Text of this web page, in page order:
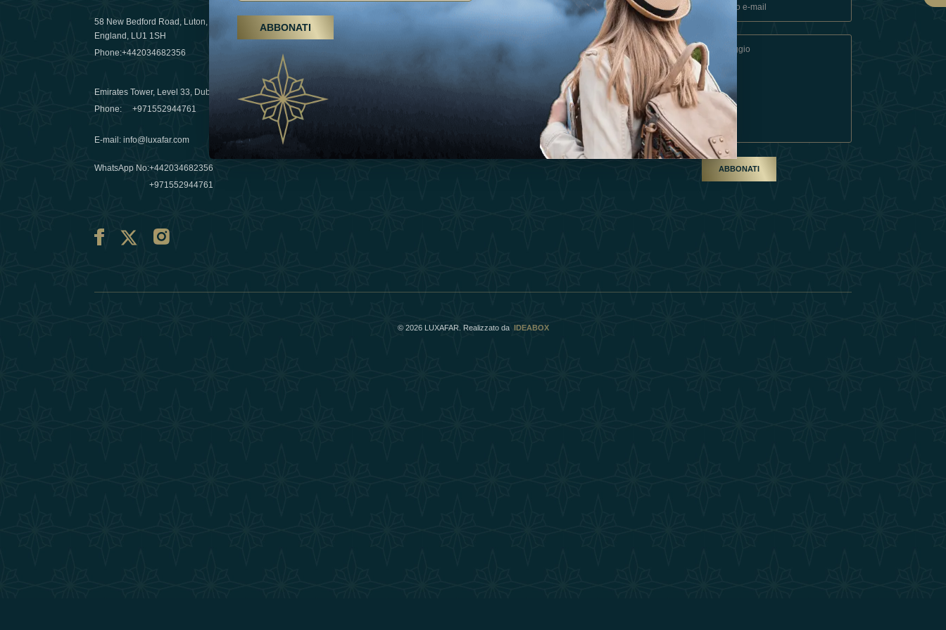
58 New Bedford Road, Luton,
England, LU1 1SH
Phone:+442034682356
Emirates Tower, Level 33, Dubai, UAE
Phone:+971552944761
E-mail :info@luxafar.com
WhatsApp No:+442034682356
+971552944761
Escursioni, trattamenti termali e yoga, gli
Emirati Arabi Uniti crescono come
destinazione del benessere
03 April 2025
Évasions hivernales pour les voyageurs des
Émirats: refinir le voyage de luxe
10 March 2025
Esperienza
Termini E Condizioni
Diventa Un Partner
Our Team
ABBONATI
© 2026 LUXAFAR. Realizzato da IDEABOX
ABBONATI